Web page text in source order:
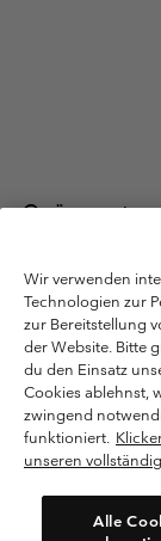
Österreich
Columbia
Bergheim, Salzburg
Datenschutzerklärung
Bestimmungen und
Cookies
Kundenservice:
(+)43720880525
Wir verwenden
Technologien zur
zur Bereitstellung
der Website. Bitte
du den Einsatz
Cookies ablehnst,
zwingend
funktioniert.
unseren
Alle
Bitte